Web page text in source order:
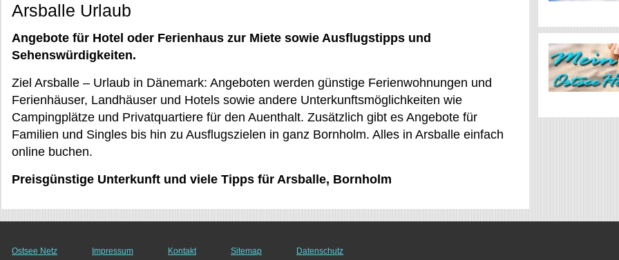
Arsballe Urlaub
Angebote für Hotel oder Ferienhaus zur Miete sowie Ausflugstipps und
Sehenswürdigkeiten.
Ziel Arsballe – Urlaub in Dänemark: Angeboten werden günstige Ferienwohnungen und
Ferienhäuser, Landhäuser und Hotels sowie andere Unterkunftsmöglichkeiten wie
Campingplätze und Privatquartiere für den Auenthalt. Zusätzlich gibt es Angebote für
Familien und Singles bis hin zu Ausflugszielen in ganz Bornholm. Alles in Arsballe einfach
online buchen.
Preisgünstige Unterkunft und viele Tipps für Arsballe, Bornholm
Ostsee Netz Impressum Kontakt Sitemap Datenschutz